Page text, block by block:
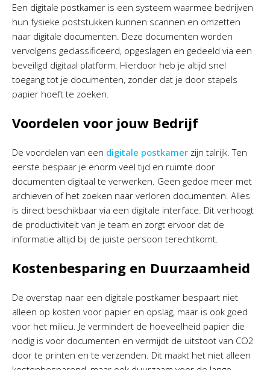
Een digitale postkamer is een systeem waarmee bedrijven
hun fysieke poststukken kunnen scannen en omzetten
naar digitale documenten. Deze documenten worden
vervolgens geclassificeerd, opgeslagen en gedeeld via een
beveiligd digitaal platform. Hierdoor heb je altijd snel
toegang tot je documenten, zonder dat je door stapels
papier hoeft te zoeken.
Voordelen voor jouw Bedrijf
De voordelen van een digitale postkamer zijn talrijk. Ten
eerste bespaar je enorm veel tijd en ruimte door
documenten digitaal te verwerken. Geen gedoe meer met
archieven of het zoeken naar verloren documenten. Alles
is direct beschikbaar via een digitale interface. Dit verhoogt
de productiviteit van je team en zorgt ervoor dat de
informatie altijd bij de juiste persoon terechtkomt.
Kostenbesparing en Duurzaamheid
De overstap naar een digitale postkamer bespaart niet
alleen op kosten voor papier en opslag, maar is ook goed
voor het milieu. Je vermindert de hoeveelheid papier die
nodig is voor documenten en vermijdt de uitstoot van CO2
door te printen en te verzenden. Dit maakt het niet alleen